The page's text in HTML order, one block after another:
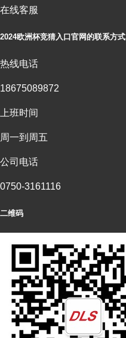
在线客服
2024欧洲杯竞猜入口官网的联系方式
热线电话
18675089872
上班时间
周一到周五
公司电话
0750-3161116
二维码